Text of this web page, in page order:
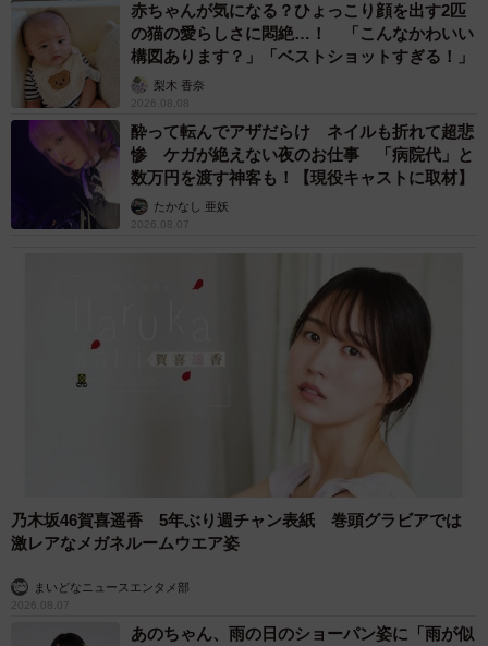
赤ちゃんが気になる？ひょっこり顔を出す2匹
の猫の愛らしさに悶絶…！ 「こんなかわいい
構図あります？」「ベストショットすぎる！」
梨木 香奈
2026.08.08
酔って転んでアザだらけ ネイルも折れて超悲
惨 ケガが絶えない夜のお仕事 「病院代」と
数万円を渡す神客も！【現役キャストに取材】
たかなし 亜妖
2026.08.07
乃木坂46賀喜遥香 5年ぶり週チャン表紙 巻頭グラビアでは
激レアなメガネルームウエア姿
まいどなニュースエンタメ部
2026.08.07
あのちゃん、雨の日のショーパン姿に「雨が似